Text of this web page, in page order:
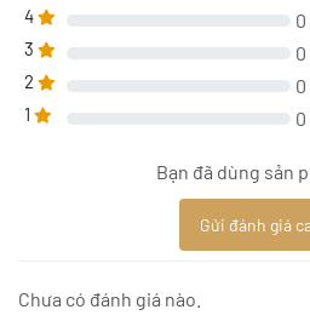
4 0
3 0
2 0
1 0
Bạn đã dùng sản
Gửi đánh giá
Chưa có đánh giá nào.